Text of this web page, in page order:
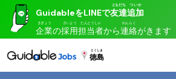
GuidableをLINEで友達
ともだち
追加
ついか
企業
きぎょう
の採用
さいよう
担当者
たんとうしゃ
から連絡
れんらく
がきます
徳島
とくしま